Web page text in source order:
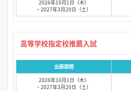
2026年10月1日（木）
~ 2027年3月20日（土）
出願期間
2026年10月1日（木）
~ 2027年3月20日（土）